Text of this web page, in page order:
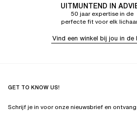
UITMUNTEND IN
50 jaar expertise in de
perfecte fit voor elk
Vind een winkel bij jou in de
GET TO KNOW US!
Schrijf je in voor onze nieuwsbrief en